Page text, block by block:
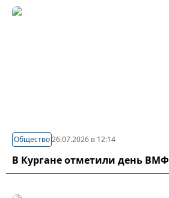
Общество26.07.2026 в 12:14
В Кургане отметили день ВМФ